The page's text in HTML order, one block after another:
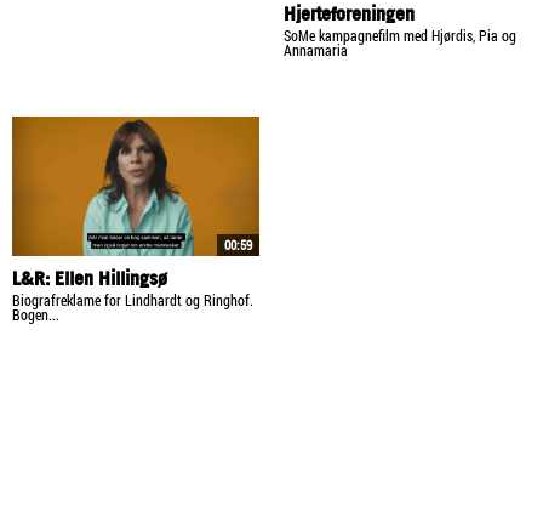
Hjerteforeningen
SoMe kampagnefilm med Hjørdis, Pia og
Annamaria
00:59
L&R: Ellen Hillingsø
Biografreklame for Lindhardt og Ringhof.
Bogen...